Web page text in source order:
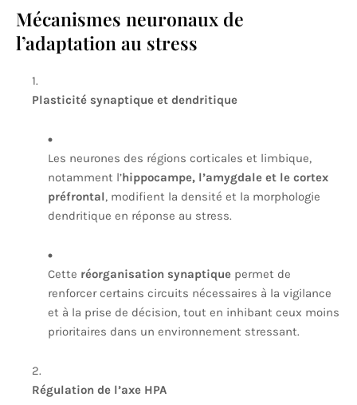
Mécanismes neuronaux de
l’adaptation au stress
Plasticité synaptique et dendritique
Les neurones des régions corticales et limbique,
notamment l’hippocampe, l’amygdale et le cortex
préfrontal, modifient la densité et la morphologie
dendritique en réponse au stress.
Cette réorganisation synaptique permet de
renforcer certains circuits nécessaires à la vigilance
et à la prise de décision, tout en inhibant ceux moins
prioritaires dans un environnement stressant.
Régulation de l’axe HPA